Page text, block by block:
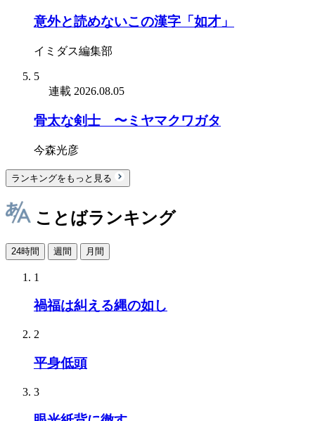
意外と読めないこの漢字「如才」
イミダス編集部
5
連載 2026.08.05
骨太な剣士 〜ミヤマクワガタ
今森光彦
ランキングをもっと見る
ことばランキング
24時間 週間 月間
1
禍福は糾える縄の如し
2
平身低頭
3